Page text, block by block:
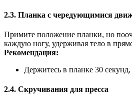
2.3. Планка с чередующимися
Примите положение планки, но
каждую ногу, удерживая тело в
Рекомендация:
Держитесь в планке 30 секунд,
2.4. Скручивания для пресса